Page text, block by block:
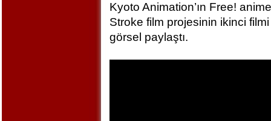
Kyoto Animation’ın Free!
Stroke film projesinin ikinci
görsel paylaştı.